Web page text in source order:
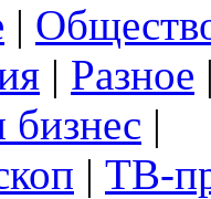
|
| Разное
|
| ТВ-